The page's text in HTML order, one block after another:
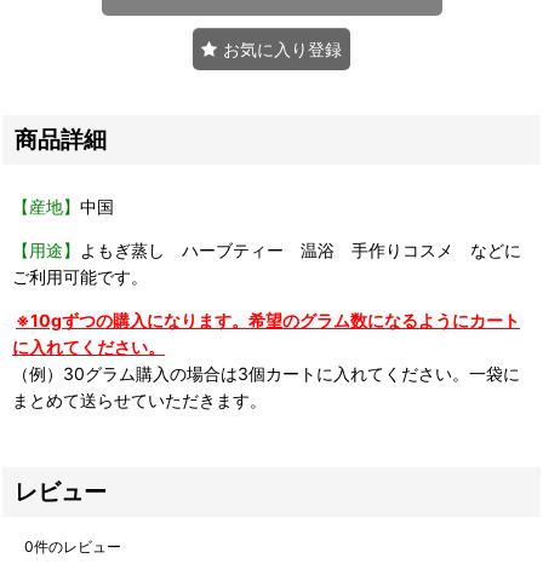
お気に入り登録
商品詳細
【産地】 中国
【用途】
よもぎ蒸し ハーブティー 温浴 手作りコスメ などに
ご利用可能です。
※10gずつの購入になります。希望のグラム数になるようにカート
に入れてください。
（例）30グラム購入の場合は3個カートに入れてください。一袋に
まとめて送らせていただきます。
レビュー
0件のレビュー